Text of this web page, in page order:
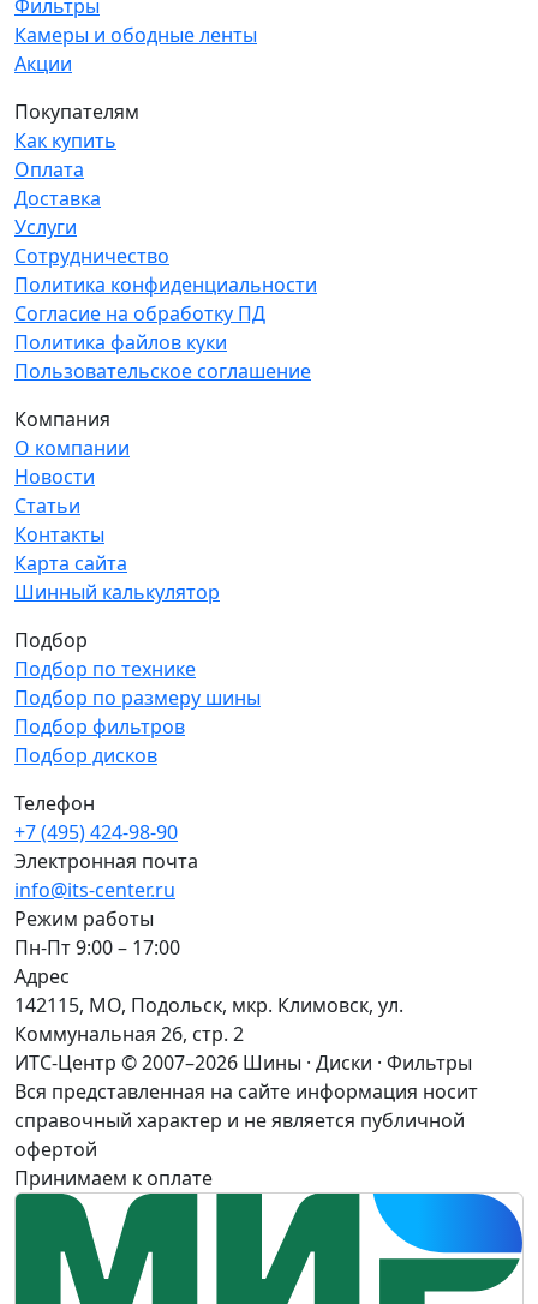
Фильтры
Камеры и ободные ленты
Акции
Покупателям
Как купить
Оплата
Доставка
Услуги
Сотрудничество
Политика конфиденциальности
Согласие на обработку ПД
Политика файлов куки
Пользовательское соглашение
Компания
О компании
Новости
Статьи
Контакты
Карта сайта
Шинный калькулятор
Подбор
Подбор по технике
Подбор по размеру шины
Подбор фильтров
Подбор дисков
Телефон
+7 (495) 424-98-90
Электронная почта
info@its-center.ru
Режим работы
Пн-Пт 9:00 – 17:00
Адрес
142115, МО, Подольск, мкр. Климовск, ул.
Коммунальная 26, стр. 2
ИТС-Центр © 2007–2026 Шины · Диски · Фильтры
Вся представленная на сайте информация носит
справочный характер и не является публичной
офертой
Принимаем к оплате